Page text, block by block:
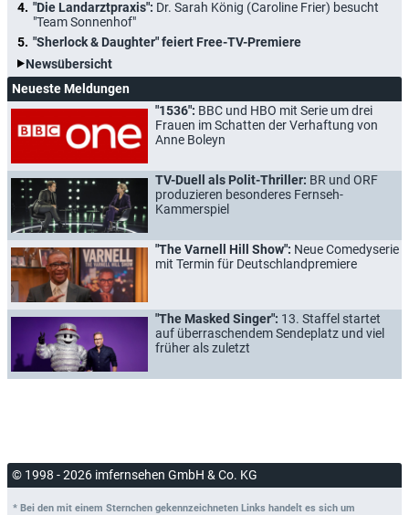
"Die Landarztpraxis": Dr. Sarah König (Caroline Frier) besucht
"Team Sonnenhof"
"Sherlock & Daughter" feiert Free-TV-Premiere
Newsübersicht
Neueste Meldungen
"1536": BBC und HBO mit Serie um drei
Frauen im Schatten der Verhaftung von
Anne Boleyn
TV-Duell als Polit-Thriller: BR und ORF
produzieren besonderes Fernseh-
Kammerspiel
"The Varnell Hill Show": Neue Comedyserie
mit Termin für Deutschlandpremiere
"The Masked Singer": 13. Staffel startet
auf überraschendem Sendeplatz und viel
früher als zuletzt
© 1998 - 2026 imfernsehen GmbH & Co. KG
* Bei den mit einem Sternchen gekennzeichneten Links handelt es sich um